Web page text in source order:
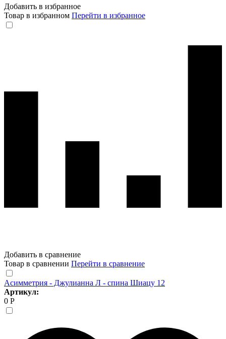
Добавить в избранное
Товар в избранном Перейти в избранное
Добавить в сравнение
Товар в сравнении Перейти в сравнение
Асимметрия - Джулианна Л - спина Шиацу 12
Артикул:
0 Р